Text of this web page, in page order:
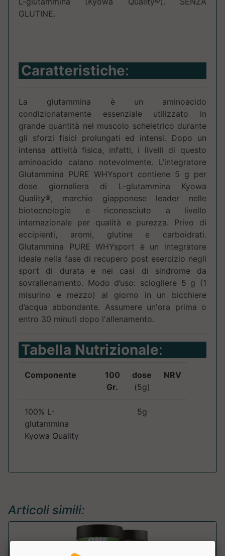
GLUTINE.
Caratteristiche:
La glutammina è un aminoacido
condizionatamente essenziale utilizzato in
grande quantità nel muscolo scheletrico durante
gli sforzi fisici prolungati ed intensi. Dopo un
intensa attività fisica, infatti, i livelli di questo
aminoacido calano notevolmente. L’integratore
Glutammina PURE WHYsport contiene 5 g per
dose giornaliera di L-glutammina Kyowa
Quality®, marchio giapponese leader nelle
biotecnologie e riconosciuto a livello
internazionale per qualità e purezza. Privo di
eccipienti, aromi, glutine e carboidrati.
Glutammina PURE WHYsport è un integratore
ideale nella fase di recupero post esercizio negli
sport di durata e nei casi di sindrome da
sovrallenamento. Modo d’uso: sciogliere 5 g (1
misurino e mezzo) al giorno in un bicchiere
d’acqua abbondante. Assumere un'ora prima o
entro 30 minuti dopo l'allenamento.
Tabella Nutrizionale:
Componente
100
Gr.
dose
(5g)
NRV
100% L-
glutammina
Kyowa Quality
5g
Articoli simili: